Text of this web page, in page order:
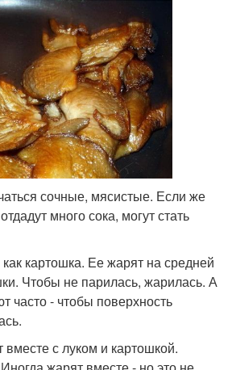
сочные, мясистые. Если же
много сока, могут стать
картошка. Ее жарят на средней
Чтобы не парилась, жарилась. А
- чтобы поверхность
с луком и картошкой.